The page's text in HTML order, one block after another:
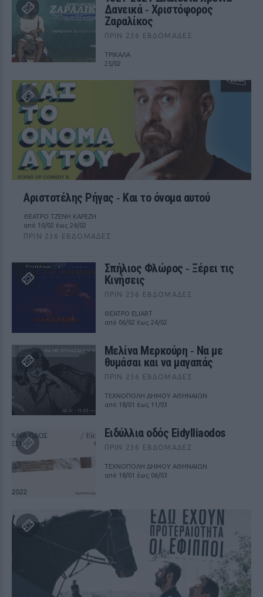
Δανεικά ‑ Χριστόφορος
Ζαραλίκος
ΠΡΙΝ 236 ΕΒΔΟΜΆΔΕΣ
ΤΡΙΚΑΛΑ
25/02
Αριστοτέλης Ρήγας ‑ Kαι το όνομα αυτού
ΘΕΑΤΡΟ ΤΖΕΝΗ ΚΑΡΕΖΗ
από 10/02 έως 24/02
ΠΡΙΝ 236 ΕΒΔΟΜΆΔΕΣ
Σπήλιος Φλώρος ‑ Ξέρει τις
Κινήσεις
ΠΡΙΝ 236 ΕΒΔΟΜΆΔΕΣ
ΘΕΑΤΡΟ ELIART
από 06/02 έως 24/02
Μελίνα Μερκούρη ‑ Να με
θυμάσαι και να μαγαπάς
ΠΡΙΝ 236 ΕΒΔΟΜΆΔΕΣ
ΤΕΧΝΟΠΟΛΗ ΔΗΜΟΥ ΑΘΗΝΑΙΩΝ
από 18/01 έως 11/03
Ειδύλλια οδός Eidylliaodos
ΠΡΙΝ 236 ΕΒΔΟΜΆΔΕΣ
ΤΕΧΝΟΠΟΛΗ ΔΗΜΟΥ ΑΘΗΝΑΙΩΝ
από 18/01 έως 06/03